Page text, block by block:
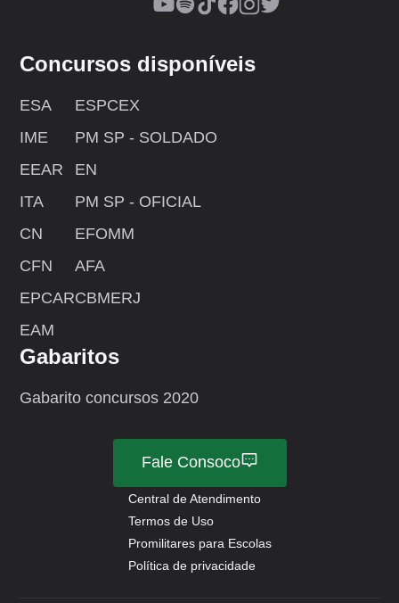
Concursos disponíveis
ESA
IME
EEAR
ITA
CN
CFN
EPCAR
EAM
ESPCEX
PM SP - SOLDADO
EN
PM SP - OFICIAL
EFOMM
AFA
CBMERJ
Gabaritos
Gabarito concursos 2020
Central de Atendimento
Termos de Uso
Promilitares para Escolas
Política de privacidade
Fale Consoco